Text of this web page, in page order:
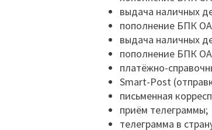
выдача наличных
пополнение БПК
выдача наличных
пополнение БПК
платёжно-
Smart-Post
письменная
приём телеграммы;
телеграмма в